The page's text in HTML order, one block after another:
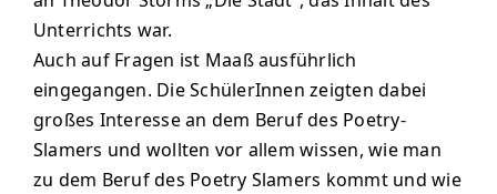
Unterrichts war.
Auch auf Fragen ist Maaß ausführlich
eingegangen. Die SchülerInnen zeigten dabei
großes Interesse an dem Beruf des Poetry-
Slamers und wollten vor allem wissen, wie man
zu dem Beruf des Poetry Slamers kommt und wie